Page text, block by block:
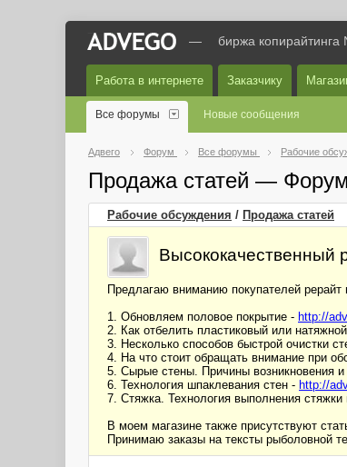
— биржа копирайтинга
Работа в интернете Заказчику
Все форумы Новые сообщения
Адвего Форум Все форумы Рабочие
Продажа статей —
Рабочие обсуждения / Продажа статей
Высококачественный
Предлагаю вниманию покупателей
1. Обновляем половое покрытие - http://
2. Как отбелить пластиковый или
3. Несколько способов быстрой очистки
4. На что стоит обращать внимание при
5. Сырые стены. Причины возникновения
6. Технология шпаклевания стен - http://
7. Стяжка. Технология выполнения
В моем магазине также присутствуют
Принимаю заказы на тексты рыболовной